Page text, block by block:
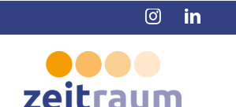
Inhalt
springen
Instagram